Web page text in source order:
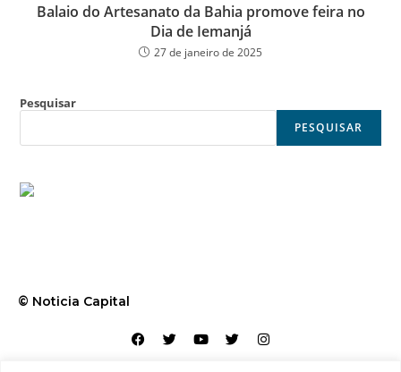
Balaio do Artesanato da Bahia promove feira no
Dia de Iemanjá
27 de janeiro de 2025
Pesquisar
PESQUISAR
© Noticia Capital